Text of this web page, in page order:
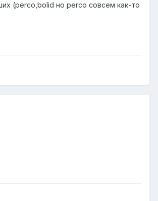
(perco,bolid но perco совсем как-то